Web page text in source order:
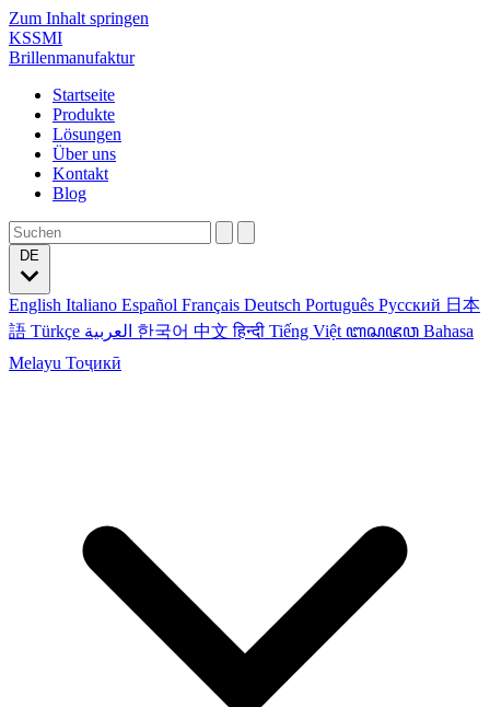
Zum Inhalt springen
KSSMI
Brillenmanufaktur
Startseite
Produkte
Lösungen
Über uns
Kontakt
Blog
English Italiano Español Français Deutsch Português Русский 日本
語 Türkçe 한국어 中文हिन्दी Tiếng Việt ꦧꦱꦗꦮ Bahasa
Melayu Тоҷикӣ